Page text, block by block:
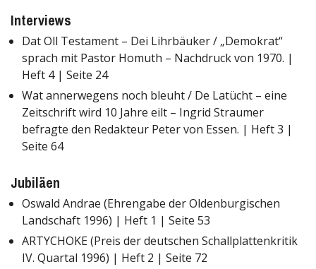
Interviews
Dat Oll Testament – Dei Lihrbäuker / „Demokrat“
sprach mit Pastor Homuth – Nachdruck von 1970. |
Heft 4 | Seite 24
Wat annerwegens noch bleuht / De Latücht – eine
Zeitschrift wird 10 Jahre eilt – Ingrid Straumer
befragte den Redakteur Peter von Essen. | Heft 3 |
Seite 64
Jubiläen
Oswald Andrae (Ehrengabe der Oldenburgischen
Landschaft 1996) | Heft 1 | Seite 53
ARTYCHOKE (Preis der deutschen Schallplattenkritik
IV. Quartal 1996) | Heft 2 | Seite 72